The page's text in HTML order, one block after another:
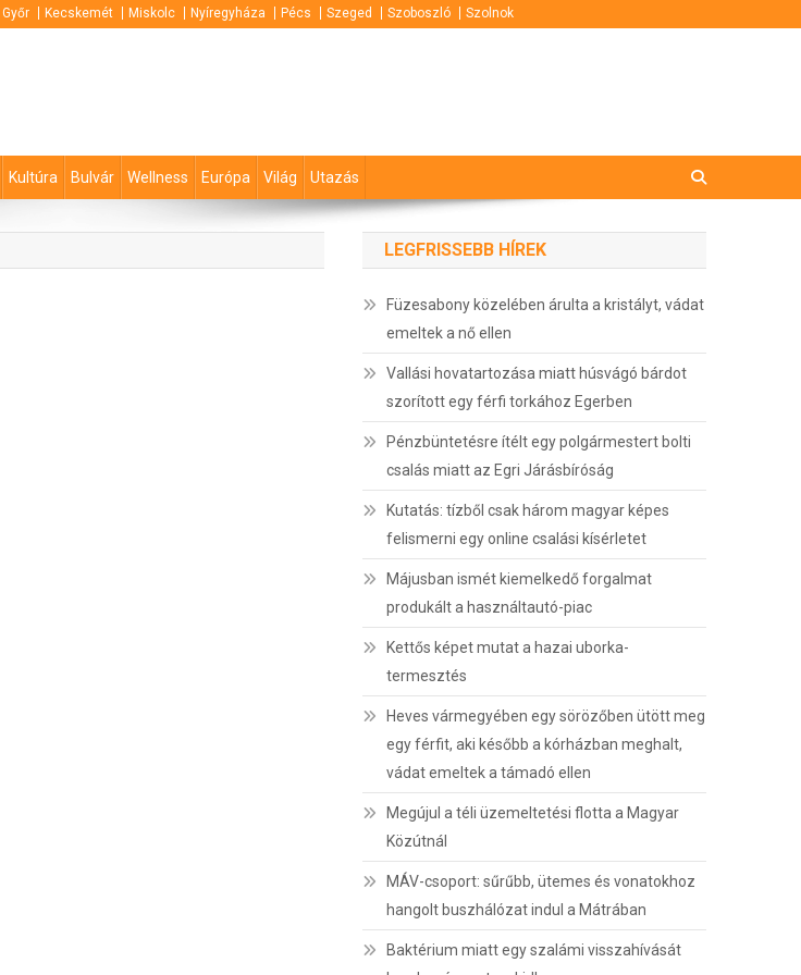
Győr Kecskemét Miskolc Nyíregyháza Pécs Szeged Szoboszló Szolnok
Kultúra Bulvár Wellness Európa Világ Utazás
LEGFRISSEBB HÍREK
Füzesabony közelében árulta a kristályt, vádat
emeltek a nő ellen
Vallási hovatartozása miatt húsvágó bárdot
szorított egy férfi torkához Egerben
Pénzbüntetésre ítélt egy polgármestert bolti
csalás miatt az Egri Járásbíróság
Kutatás: tízből csak három magyar képes
felismerni egy online csalási kísérletet
Májusban ismét kiemelkedő forgalmat
produkált a használtautó-piac
Kettős képet mutat a hazai uborka-
termesztés
Heves vármegyében egy sörözőben ütött meg
egy férfit, aki később a kórházban meghalt,
vádat emeltek a támadó ellen
Megújul a téli üzemeltetési flotta a Magyar
Közútnál
MÁV-csoport: sűrűbb, ütemes és vonatokhoz
hangolt buszhálózat indul a Mátrában
Baktérium miatt egy szalámi visszahívását